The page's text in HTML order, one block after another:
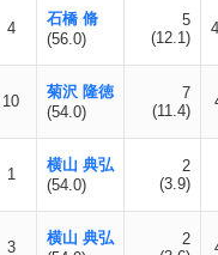
4
石橋 脩
(56.0)
5
(12.1)
10
菊沢 隆徳
(54.0)
7
(11.4)
1
横山 典弘
(54.0)
2
(3.9)
3
横山 典弘
2